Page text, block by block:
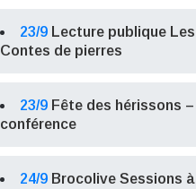
23/9 Lecture publique Les
Contes de pierres
23/9 Fête des hérissons –
conférence
24/9 Brocolive Sessions à